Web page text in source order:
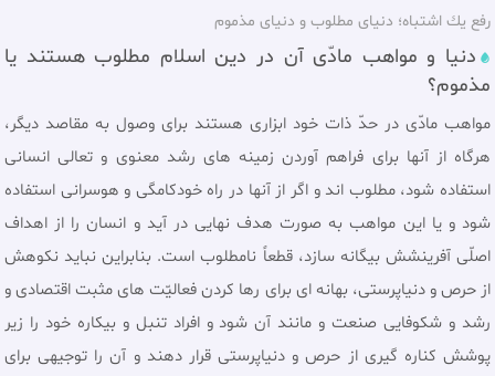
رفع يك اشتباه‏؛ دنياى مطلوب و دنياى مذموم‏
دنيا و مواهب مادّی آن در دين اسلام مطلوب هستند يا
مذموم؟
مواهب مادّى در حدّ ذات خود ابزارى هستند براى وصول به مقاصد ديگر،
هرگاه از آنها براى فراهم آوردن زمينه هاى رشد معنوى و تعالى انسانى
استفاده شود، مطلوب اند و اگر از آنها در راه خودكامگى و هوسرانى استفاده
شود و يا اين مواهب به صورت هدف نهايى در آيد و انسان را از اهداف
اصلّى آفرينشش بيگانه سازد، قطعاً نامطلوب است. بنابراين نبايد نكوهش
از حرص و دنياپرستى، بهانه اى براى رها كردن فعاليّت هاى مثبت اقتصادى و
رشد و شكوفايى صنعت و مانند آن شود و افراد تنبل و بيكاره خود را زير
پوشش كناره گيرى از حرص و دنياپرستى قرار دهند و آن را توجيهى براى